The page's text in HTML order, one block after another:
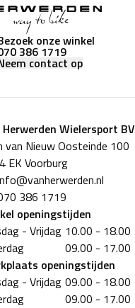
onze winkel
386 1719
contact op
Wielersport BV
van Nieuw Oosteinde 100
EK Voorburg
386 1719
openingstijden
- Vrijdag 10.00 - 18.00
09.00 - 17.00
openingstijden
- Vrijdag 09.00 - 18.00
09.00 - 17.00